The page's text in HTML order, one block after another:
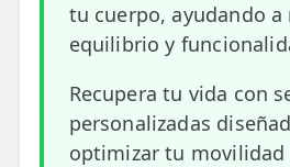
☎️ 91 005 23 63
📧 Contacta
ESPECIALIDADES
🩻 Fisioterapia
tu cuerpo, ayudando a
equilibrio y
Recupera tu vida con
personalizadas
optimizar tu movilidad